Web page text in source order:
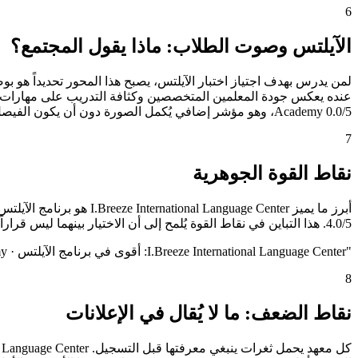
6
الآيلتس وصوت الطلاب: ماذا يقول المجتمع؟
Academy 0.0/5، وهو مؤشر إضافي يُكمل الصورة دون أن يكون الفيصل الوحيد.
7
نقاط القوة الجوهرية
4.0/5. هذا التباين في نقاط القوة يُلمح إلى أن الاختيار بينهما ليس قراراً عاماً بل قراراً شخصياً يعتمد على ما يُعلي الطالب من أولويات.
"I.Breeze International Language Center: أقوى في برنامج الآيلتس · Cebu Blue Ocean Academy: أقوى في المرافق والمبنى
8
نقاط الضعف: ما لا يُقال في الإعلانات